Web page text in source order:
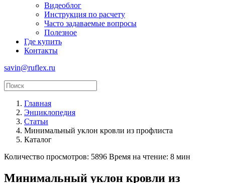
Видеоблог
Инструкция по расчету
Часто задаваемые вопросы
Полезное
Где купить
Контакты
savin@ruflex.ru
Главная
Энциклопедия
Статьи
Минимальный уклон кровли из профлиста
Каталог
Количество просмотров: 5896 Время на чтение: 8 мин
Минимальный уклон кровли из